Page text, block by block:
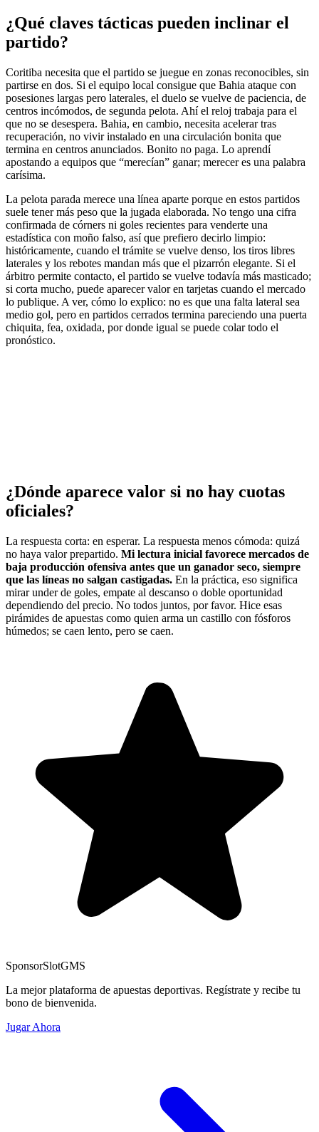
¿Qué claves tácticas pueden inclinar el
partido?
Coritiba necesita que el partido se juegue en zonas reconocibles, sin
partirse en dos. Si el equipo local consigue que Bahia ataque con
posesiones largas pero laterales, el duelo se vuelve de paciencia, de
centros incómodos, de segunda pelota. Ahí el reloj trabaja para el
que no se desespera. Bahia, en cambio, necesita acelerar tras
recuperación, no vivir instalado en una circulación bonita que
termina en centros anunciados. Bonito no paga. Lo aprendí
apostando a equipos que “merecían” ganar; merecer es una palabra
carísima.
La pelota parada merece una línea aparte porque en estos partidos
suele tener más peso que la jugada elaborada. No tengo una cifra
confirmada de córners ni goles recientes para venderte una
estadística con moño falso, así que prefiero decirlo limpio:
históricamente, cuando el trámite se vuelve denso, los tiros libres
laterales y los rebotes mandan más que el pizarrón elegante. Si el
árbitro permite contacto, el partido se vuelve todavía más masticado;
si corta mucho, puede aparecer valor en tarjetas cuando el mercado
lo publique. A ver, cómo lo explico: no es que una falta lateral sea
medio gol, pero en partidos cerrados termina pareciendo una puerta
chiquita, fea, oxidada, por donde igual se puede colar todo el
pronóstico.
¿Dónde aparece valor si no hay cuotas
oficiales?
La respuesta corta: en esperar. La respuesta menos cómoda: quizá
no haya valor prepartido. Mi lectura inicial favorece mercados de
baja producción ofensiva antes que un ganador seco, siempre
que las líneas no salgan castigadas. En la práctica, eso significa
mirar under de goles, empate al descanso o doble oportunidad
dependiendo del precio. No todos juntos, por favor. Hice esas
pirámides de apuestas como quien arma un castillo con fósforos
húmedos; se caen lento, pero se caen.
SponsorSlotGMS
La mejor plataforma de apuestas deportivas. Regístrate y recibe tu
bono de bienvenida.
Jugar Ahora